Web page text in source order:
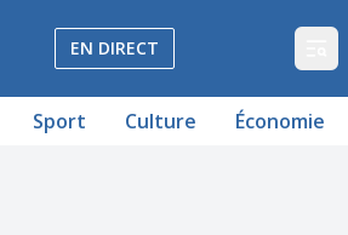
régionale Vaud et Fribourg
EN DIRECT
Sport Culture Économie